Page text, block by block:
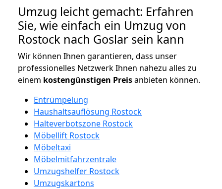
Umzug leicht gemacht: Erfahren
Sie, wie einfach ein Umzug von
Rostock nach Goslar sein kann
Wir können Ihnen garantieren, dass unser
professionelles Netzwerk Ihnen nahezu alles zu
einem kostengünstigen Preisanbieten können.
Entrümpelung
Haushaltsauflösung Rostock
Halteverbotszone Rostock
Möbellift Rostock
Möbeltaxi
Möbelmitfahrzentrale
Umzugshelfer Rostock
Umzugskartons